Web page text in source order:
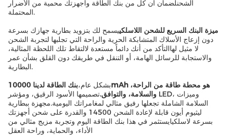
الشحنلضمان أن كل من بنك الطاقة وأجهزتك محمية من الأضرار
المحتملة.
ميزة البنك السريع للشحن اللاسلكييسمح لك بتزويد بطارية جهازك بسرعة
دون إزعاج الأسلاك المتشابكة الحرية والراحة التي تجلبها لتجربة الشحن
لا مثيل لهاالتأكد من أنك دائماً مستعدة لالتقاط تلك اللحظة المثالية،
والاستجابة للرسائل الهامة، أو التنقل في طريقك دون القلق بشأن عمر
البطارية.
بشكل عام،
بنك الطاقة لدينا 10000mAh هو محطة طاقة من الراحة،
والسلامة، والتوافق.تصميمها الأسود الرقيق، ومؤشر LED، وميزات
السلامة الشاملة تجعلها رفيق مثالي لمغامراتك اليومية.مجهزة ببطارية
ليثيوم أيون قابلة لإعادة الشحن 14500 والقدرة على شحن أجهزتك
بسرعة لاسلكيايستثمر في هذا بنك الطاقة اليوم وتجربة مزيج مثالي من
الأداء، والحماية، وراحة العقل